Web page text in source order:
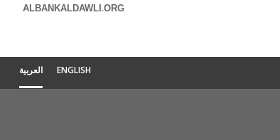
ALBANKALDAWLI.ORG
ENGLISH العربية